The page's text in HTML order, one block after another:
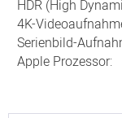
HDR (High
4K-
Serienbild-
Apple Prozessor: